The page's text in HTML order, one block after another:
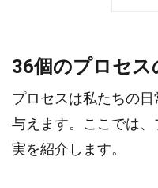
36個のプロセス
プロセスは私たちの
与えます。ここでは
実を紹介します。